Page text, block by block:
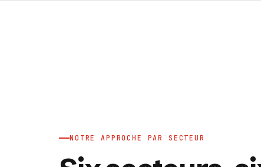
NOTRE APPROCHE PAR SECTEUR